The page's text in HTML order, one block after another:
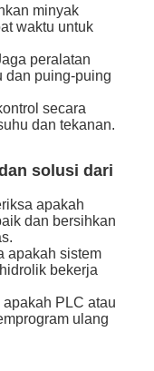
minyak
waktu untuk
peralatan
dan puing-puing
secara
dan tekanan.
solusi dari
apakah
dan bersihkan
apakah sistem
bekerja
PLC atau
ulang